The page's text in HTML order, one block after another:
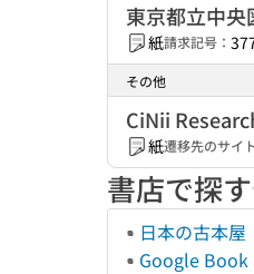
東京都立中央
紙請求記号：
その他
CiNii
紙遷移先のサイ
書店で探す
日本の古本屋
Google Book